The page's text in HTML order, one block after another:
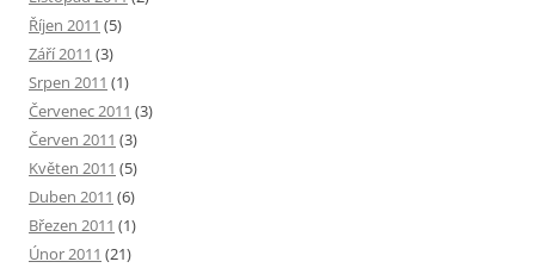
Říjen 2011 (5)
Září 2011 (3)
Srpen 2011 (1)
Červenec 2011 (3)
Červen 2011 (3)
Květen 2011 (5)
Duben 2011 (6)
Březen 2011 (1)
Únor 2011 (21)